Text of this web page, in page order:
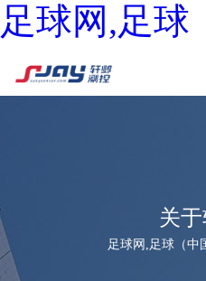
足球网,足球
关
足球网,足球（中